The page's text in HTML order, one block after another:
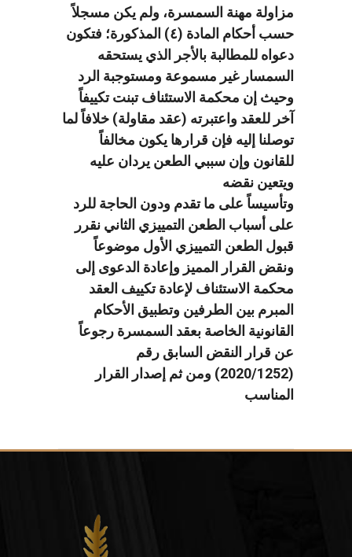
مزاولة مهنة السمسرة، ولم يكن مسجلاً
حسب أحكام المادة (٤) المذكورة؛ فتكون
دعواه للمطالبة بالأجر الذي يستحقه
السمسار غير مسموعة ومستوجبة الرد
وحيث إن محكمة الاستئناف تبنت تكييفاً
آخر للعقد واعتبرته (عقد مقاولة) خلافاً لما
توصلنا إليه فإن قرارها يكون مخالفاً
للقانون وإن سببي الطعن يردان عليه
ويتعين نقضه
وتأسيساً على ما تقدم ودون الحاجة للرد
على أسباب الطعن التمييزي الثاني نقرر
قبول الطعن التمييزي الأول موضوعاً
ونقض القرار المميز وإعادة الدعوى إلى
محكمة الاستئناف لإعادة تكييف العقد
المبرم بين الطرفين وتطبيق الأحكام
القانونية الخاصة بعقد السمسرة رجوعاً
عن قرار النقض السابق رقم
(2020/1252) ومن ثم إصدار القرار
المناسب